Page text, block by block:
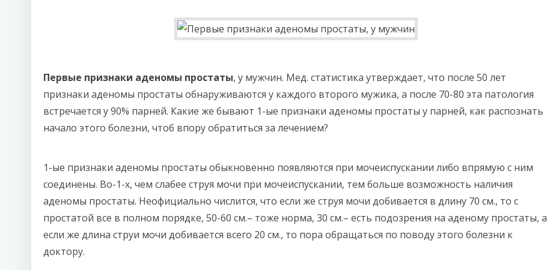
Первые признаки аденомы простаты, у мужчин. Мед. статистика утверждает, что после 50 лет
признаки аденомы простаты обнаруживаются у каждого второго мужика, а после 70-80 эта патология
встречается у 90% парней. Какие же бывают 1-ые признаки аденомы простаты у парней, как распознать
начало этого болезни, чтоб впору обратиться за лечением?
1-ые признаки аденомы простаты обыкновенно появляются при мочеиспускании либо впрямую с ним
соединены. Во-1-х, чем слабее струя мочи при мочеиспускании, тем больше возможность наличия
аденомы простаты. Неофициально числится, что если же струя мочи добивается в длину 70 см., то с
простатой все в полном порядке, 50-60 см.– тоже норма, 30 см.– есть подозрения на аденому простаты, а
если же длина струи мочи добивается всего 20 см., то пора обращаться по поводу этого болезни к
доктору.